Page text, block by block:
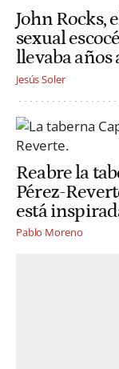
John Rocks,
sexual
llevaba años
Jesús Soler
Reabre la
Pérez-
está
Pablo Moreno